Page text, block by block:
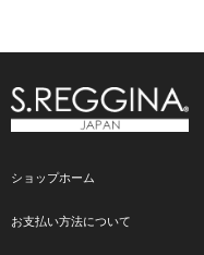
ショップホーム
お支払い方法について